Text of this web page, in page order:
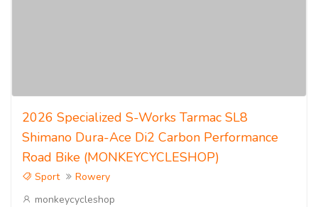
2026 Specialized S-Works Tarmac SL8
Shimano Dura-Ace Di2 Carbon Performance
Road Bike (MONKEYCYCLESHOP)
Sport
Rowery
monkeycycleshop